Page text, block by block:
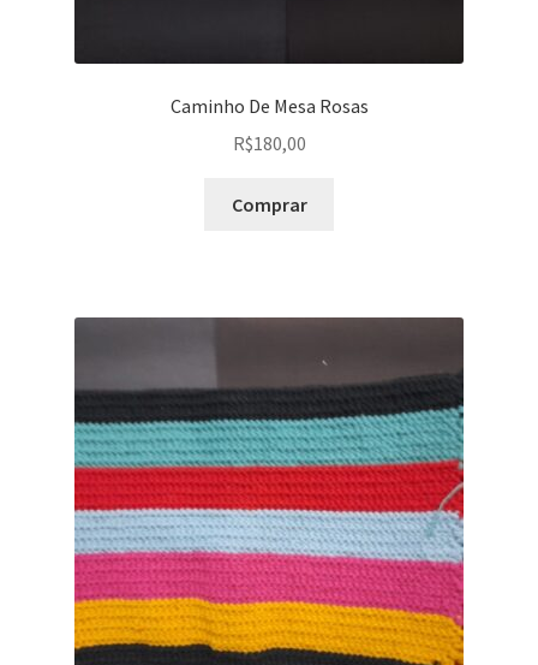
Caminho De Mesa Rosas
R$180,00
Comprar